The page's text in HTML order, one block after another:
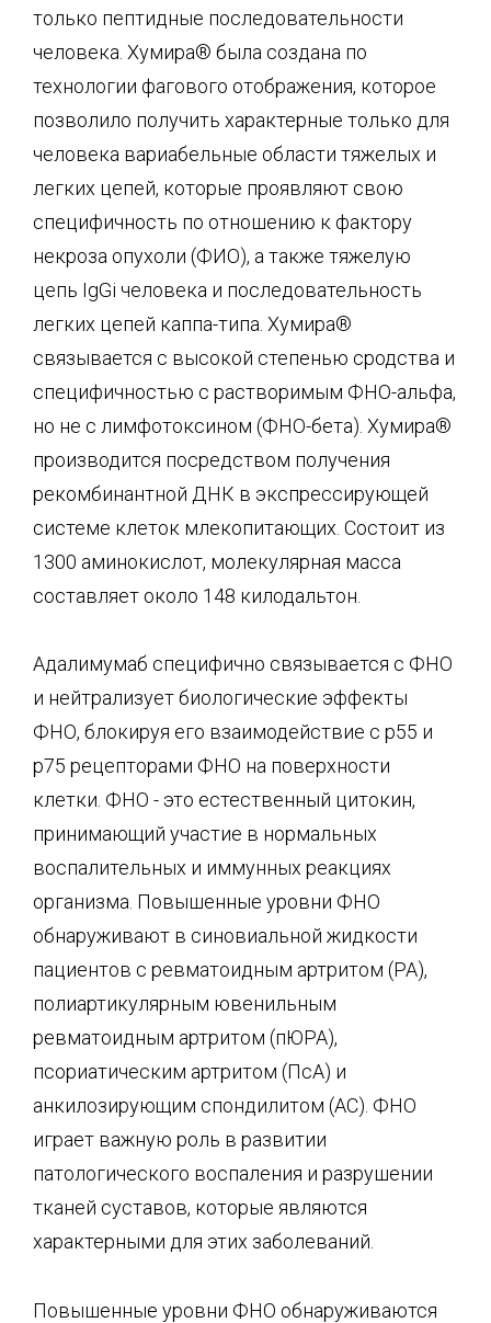
только пептидные последовательности
человека. Хумира® была создана по
технологии фагового отображения, которое
позволило получить характерные только для
человека вариабельные области тяжелых и
легких цепей, которые проявляют свою
специфичность по отношению к фактору
некроза опухоли (ФИО), а также тяжелую
цепь IgGi человека и последовательность
легких цепей каппа-типа. Хумира®
связывается с высокой степенью сродства и
специфичностью с растворимым ФНО-альфа,
но не с лимфотоксином (ФНО-бета). Хумира®
производится посредством получения
рекомбинантной ДНК в экспрессирующей
системе клеток млекопитающих. Состоит из
1300 аминокислот, молекулярная масса
составляет около 148 килодальтон.
Адалимумаб специфично связывается с ФНО
и нейтрализует биологические эффекты
ФНО, блокируя его взаимодействие с р55 и
р75 рецепторами ФНО на поверхности
клетки. ФНО - это естественный цитокин,
принимающий участие в нормальных
воспалительных и иммунных реакциях
организма. Повышенные уровни ФНО
обнаруживают в синовиальной жидкости
пациентов с ревматоидным артритом (РА),
полиартикулярным ювенильным
ревматоидным артритом (пЮРА),
псориатическим артритом (ПсА) и
анкилозирующим спондилитом (АС). ФНО
играет важную роль в развитии
патологического воспаления и разрушении
тканей суставов, которые являются
характерными для этих заболеваний.
Повышенные уровни ФНО обнаруживаются